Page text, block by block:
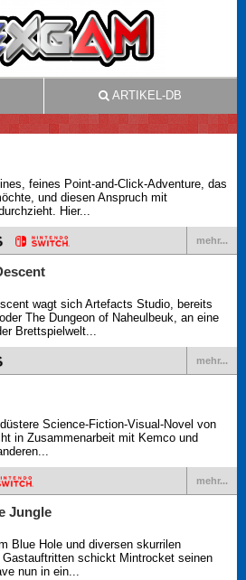
ARTIKEL-DB
feines Point-and-Click-Adventure, das
und diesen Anspruch mit
Hier...
mehr...
wagt sich Artefacts Studio, bereits
The Dungeon of Naheulbeuk, an eine
Brettspielwelt...
mehr...
Science-Fiction-Visual-Novel von
in Zusammenarbeit mit Kemco und
mehr...
Jungle
Blue Hole und diversen skurrilen
schickt Mintrocket seinen
nun in ein...